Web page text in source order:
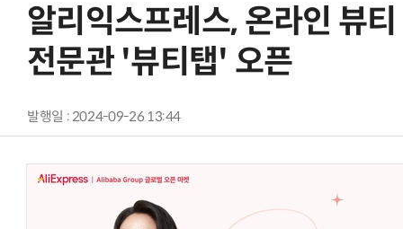
알리익스프레스, 온라인 뷰
전문관 '뷰티탭' 오픈
발행일 : 2024-09-26 13:44